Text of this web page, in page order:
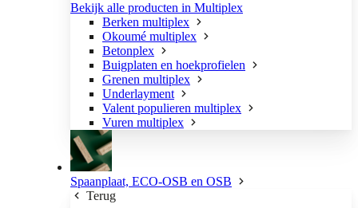
Bekijk alle producten in Multiplex
Berken multiplex
Okoumé multiplex
Betonplex
Buigplaten en hoekprofielen
Grenen multiplex
Underlayment
Valent populieren multiplex
Vuren multiplex
Spaanplaat, ECO-OSB en OSB
Terug